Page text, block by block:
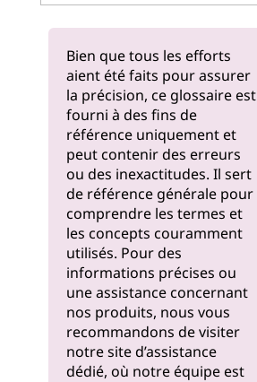
Bien que tous les efforts
aient été faits pour assurer
la précision, ce glossaire est
fourni à des fins de
référence uniquement et
peut contenir des erreurs
ou des inexactitudes. Il sert
de référence générale pour
comprendre les termes et
les concepts couramment
utilisés. Pour des
informations précises ou
une assistance concernant
nos produits, nous vous
recommandons de visiter
notresite d’assistance
dédié, où notre équipe est